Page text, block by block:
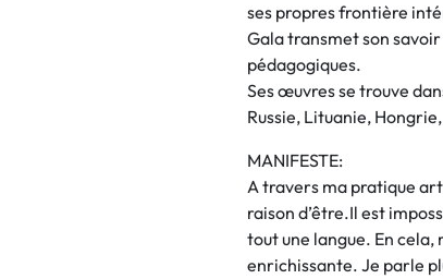
ses propres frontière
Gala transmet son
pédagogiques.
Ses œuvres se trouve
Russie, Lituanie,
MANIFESTE:
A travers ma pratique
raison d’être.Il est
tout une langue. En
enrichissante. Je parle